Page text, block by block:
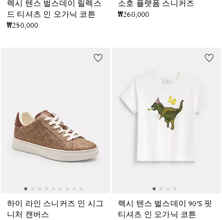
렉시 텐스 벌스데이 릴렉스
드 티셔츠 인 오가닉 코튼
₩250,000
소호 플랫폼 스니커즈
₩260,000
하이 라인 스니커즈 인 시그
니처 캔버스
렉시 텐스 벌스데이 90'S 핏
티셔츠 인 오가닉 코튼